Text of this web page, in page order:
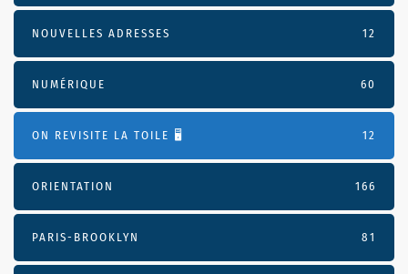
NOUVELLES ADRESSES 12
NUMÉRIQUE 60
ON REVISITE LA TOILE 🖥️ 12
ORIENTATION 166
PARIS-BROOKLYN 81